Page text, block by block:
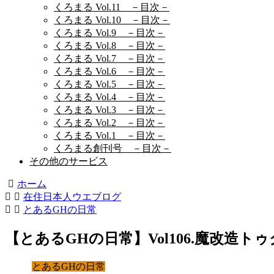
くろまる Vol.11 －目次－
くろまる Vol.10 －目次－
くろまる Vol.9 －目次－
くろまる Vol.8 －目次－
くろまる Vol.7 －目次－
くろまる Vol.6 －目次－
くろまる Vol.5 －目次－
くろまる Vol.4 －目次－
くろまる Vol.3 －目次－
くろまる Vol.2 －目次－
くろまる Vol.1 －目次－
くろまる創刊号 －目次－
その他のサービス
ホーム
在住日本人ウエブログ
とあるGHの日常
【とあるGHの日常】Vol106.魔改造ト
とあるGHの日常